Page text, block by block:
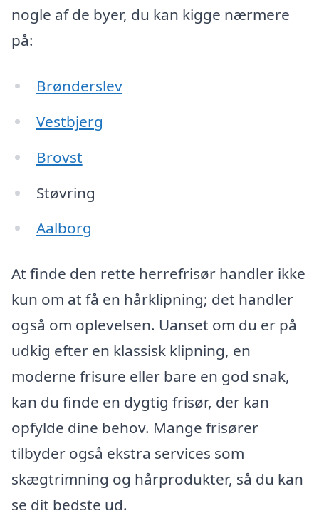
nogle af de byer, du kan kigge nærmere
på:
Brønderslev
Vestbjerg
Brovst
Støvring
Aalborg
At finde den rette herrefrisør handler ikke
kun om at få en hårklipning; det handler
også om oplevelsen. Uanset om du er på
udkig efter en klassisk klipning, en
moderne frisure eller bare en god snak,
kan du finde en dygtig frisør, der kan
opfylde dine behov. Mange frisører
tilbyder også ekstra services som
skægtrimning og hårprodukter, så du kan
se dit bedste ud.